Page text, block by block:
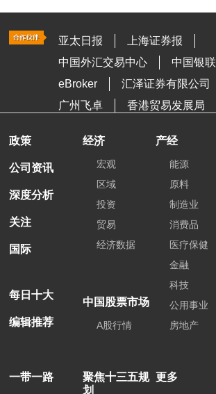
亚太日报
上海证券报
中国外汇交易中心
中国银联
eBroker
汇泽证券有限公司
广州飞卓
香港贸易发展局
政策
公司资讯
深度分析
关注
国际
每日十大
编辑推荐
经济
宏观
区域
投资
贸易
经济数据
中国股票市场
A股行情
产经
能源
原料
制造业
消费品
医疗保健
金融
科技
公用事业
房地产
一带一路
聚焦十三五规
划
更多